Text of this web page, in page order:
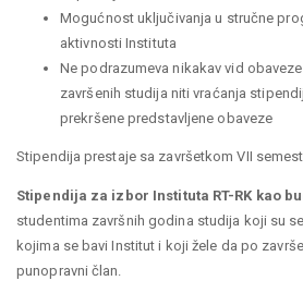
Mogućnost uključivanja u stručne
aktivnosti Instituta
Ne podrazumeva nikakav vid
završenih studija niti vraćanja
prekršene predstavljene obaveze
Stipendija prestaje sa završetkom VII
Stipendija za izbor Instituta RT-RK kao
studentima završnih godina studija koji su
kojima se bavi Institut i koji žele da po
punopravni član.